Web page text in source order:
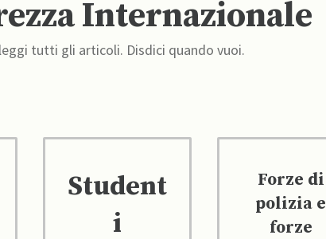
Internazionale
tutti gli articoli. Disdici quando vuoi.
Student
i
Forze di
polizia e
forze